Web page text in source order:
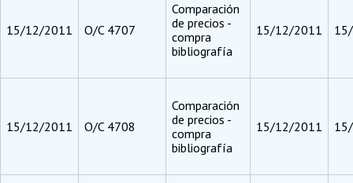
15/12/2011 O/C 4707
Comparación
de precios -
compra
bibliografía
15/12/2011
15/12/2011 O/C 4708
Comparación
de precios -
compra
bibliografía
15/12/2011